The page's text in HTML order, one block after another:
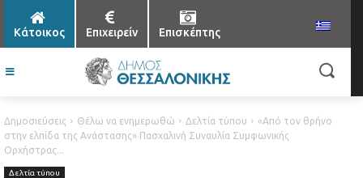
Κάτοικος Επιχειρείν Επισκέπτης
Δημοσιεύσεις Θέλω να ενημερωθώ Δελτία τύπου
«Από τον θρήνο
στην ελπίδα της Ανάστασης» Πασχαλινή Συναυλία Συμφωνικής
Ορχήστρας...
Δελτία τύπου